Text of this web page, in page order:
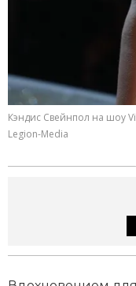
Кэндис Свейнпол на шоу
Legion-Media